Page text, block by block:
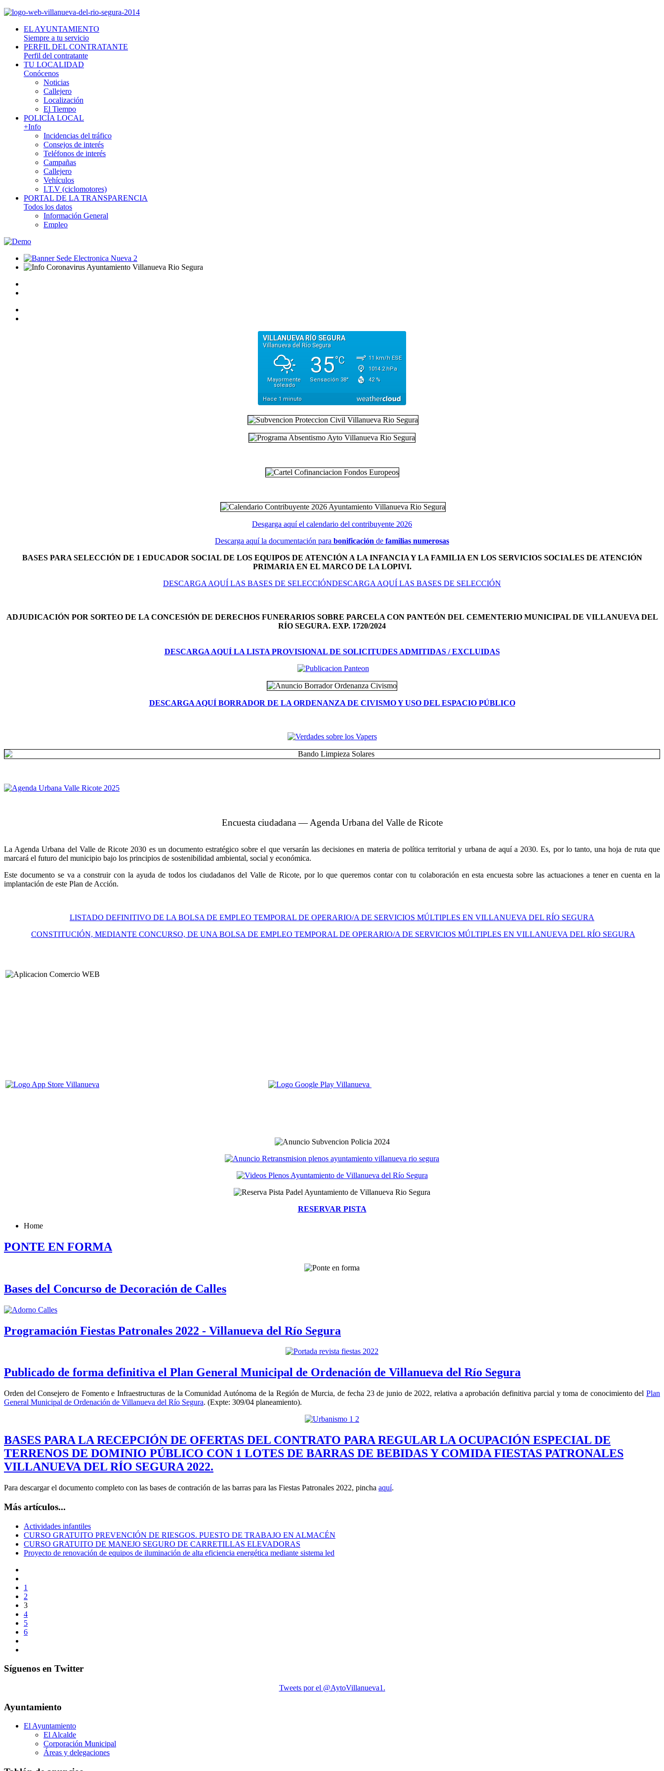
EL AYUNTAMIENTO
Siempre a tu servicio
PERFIL DEL CONTRATANTE
Perfil del contratante
TU LOCALIDAD
Conócenos
Noticias
Callejero
Localización
El Tiempo
POLICÍA LOCAL
+Info
Incidencias del tráfico
Consejos de interés
Teléfonos de interés
Campañas
Callejero
Vehículos
I.T.V (ciclomotores)
PORTAL DE LA TRANSPARENCIA
Todos los datos
Información General
Empleo
Desgarga aquí el calendario del contribuyente 2026
Descarga aquí la documentación para bonificación de familias numerosas
BASES PARA SELECCIÓN DE 1 EDUCADOR SOCIAL DE LOS EQUIPOS DE ATENCIÓN A LA INFANCIA Y LA FAMILIA EN LOS SERVICIOS SOCIALES DE ATENCIÓN
PRIMARIA EN EL MARCO DE LA LOPIVI.
DESCARGA AQUÍ LAS BASES DE SELECCIÓNDESCARGA AQUÍ LAS BASES DE SELECCIÓN
ADJUDICACIÓN POR SORTEO DE LA CONCESIÓN DE DERECHOS FUNERARIOS SOBRE PARCELA CON PANTEÓN DEL CEMENTERIO MUNICIPAL DE VILLANUEVA DEL
RÍO SEGURA. EXP. 1720/2024
DESCARGA AQUÍ LA LISTA PROVISIONAL DE SOLICITUDES ADMITIDAS / EXCLUIDAS
DESCARGA AQUÍ BORRADOR DE LA ORDENANZA DE CIVISMO Y USO DEL ESPACIO PÚBLICO
Encuesta ciudadana — Agenda Urbana del Valle de Ricote
La Agenda Urbana del Valle de Ricote 2030 es un documento estratégico sobre el que versarán las decisiones en materia de política territorial y urbana de aquí a 2030. Es, por lo tanto, una hoja de ruta que
marcará el futuro del municipio bajo los principios de sostenibilidad ambiental, social y económica.
Este documento se va a construir con la ayuda de todos los ciudadanos del Valle de Ricote, por lo que queremos contar con tu colaboración en esta encuesta sobre las actuaciones a tener en cuenta en la
implantación de este Plan de Acción.
LISTADO DEFINITIVO DE LA BOLSA DE EMPLEO TEMPORAL DE OPERARIO/A DE SERVICIOS MÚLTIPLES EN VILLANUEVA DEL RÍO SEGURA
CONSTITUCIÓN, MEDIANTE CONCURSO, DE UNA BOLSA DE EMPLEO TEMPORAL DE OPERARIO/A DE SERVICIOS MÚLTIPLES EN VILLANUEVA DEL RÍO SEGURA
RESERVAR PISTA
Home
PONTE EN FORMA
Bases del Concurso de Decoración de Calles
Programación Fiestas Patronales 2022 - Villanueva del Río Segura
Publicado de forma definitiva el Plan General Municipal de Ordenación de Villanueva del Río Segura
Orden del Consejero de Fomento e Infraestructuras de la Comunidad Autónoma de la Región de Murcia, de fecha 23 de junio de 2022, relativa a aprobación definitiva parcial y toma de conocimiento del Plan
General Municipal de Ordenación de Villanueva del Río Segura. (Expte: 309/04 planeamiento).
BASES PARA LA RECEPCIÓN DE OFERTAS DEL CONTRATO PARA REGULAR LA OCUPACIÓN ESPECIAL DE
TERRENOS DE DOMINIO PÚBLICO CON 1 LOTES DE BARRAS DE BEBIDAS Y COMIDA FIESTAS PATRONALES
VILLANUEVA DEL RÍO SEGURA 2022.
Para descargar el documento completo con las bases de contración de las barras para las Fiestas Patronales 2022, pincha aquí.
Más artículos...
Actividades infantiles
CURSO GRATUITO PREVENCIÓN DE RIESGOS. PUESTO DE TRABAJO EN ALMACÉN
CURSO GRATUITO DE MANEJO SEGURO DE CARRETILLAS ELEVADORAS
Proyecto de renovación de equipos de iluminación de alta eficiencia energética mediante sistema led
1
2
3
4
5
6
Síguenos en Twitter
Tweets por el @AytoVillanueva1.
Ayuntamiento
El Ayuntamiento
El Alcalde
Corporación Municipal
Áreas y delegaciones